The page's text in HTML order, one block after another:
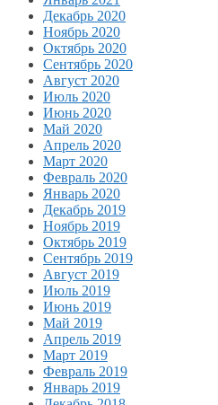
Декабрь 2020
Ноябрь 2020
Октябрь 2020
Сентябрь 2020
Август 2020
Июль 2020
Июнь 2020
Май 2020
Апрель 2020
Март 2020
Февраль 2020
Январь 2020
Декабрь 2019
Ноябрь 2019
Октябрь 2019
Сентябрь 2019
Август 2019
Июль 2019
Июнь 2019
Май 2019
Апрель 2019
Март 2019
Февраль 2019
Январь 2019